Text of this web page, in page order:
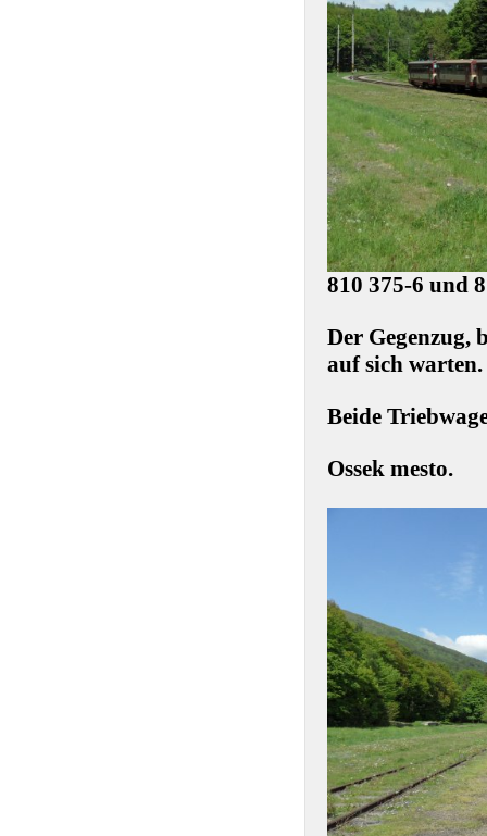
810 375-6 und
Der Gegenzug,
auf sich warten.
Beide
Ossek mesto.